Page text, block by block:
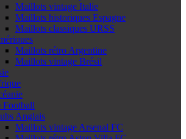
Maillots vintage Italie
Maillots historiques Espagne
Maillots classiques URSS
Maillots rétro Argentine
Maillots vintage Brésil
Football
Anglais
Maillots vintage Arsenal FC